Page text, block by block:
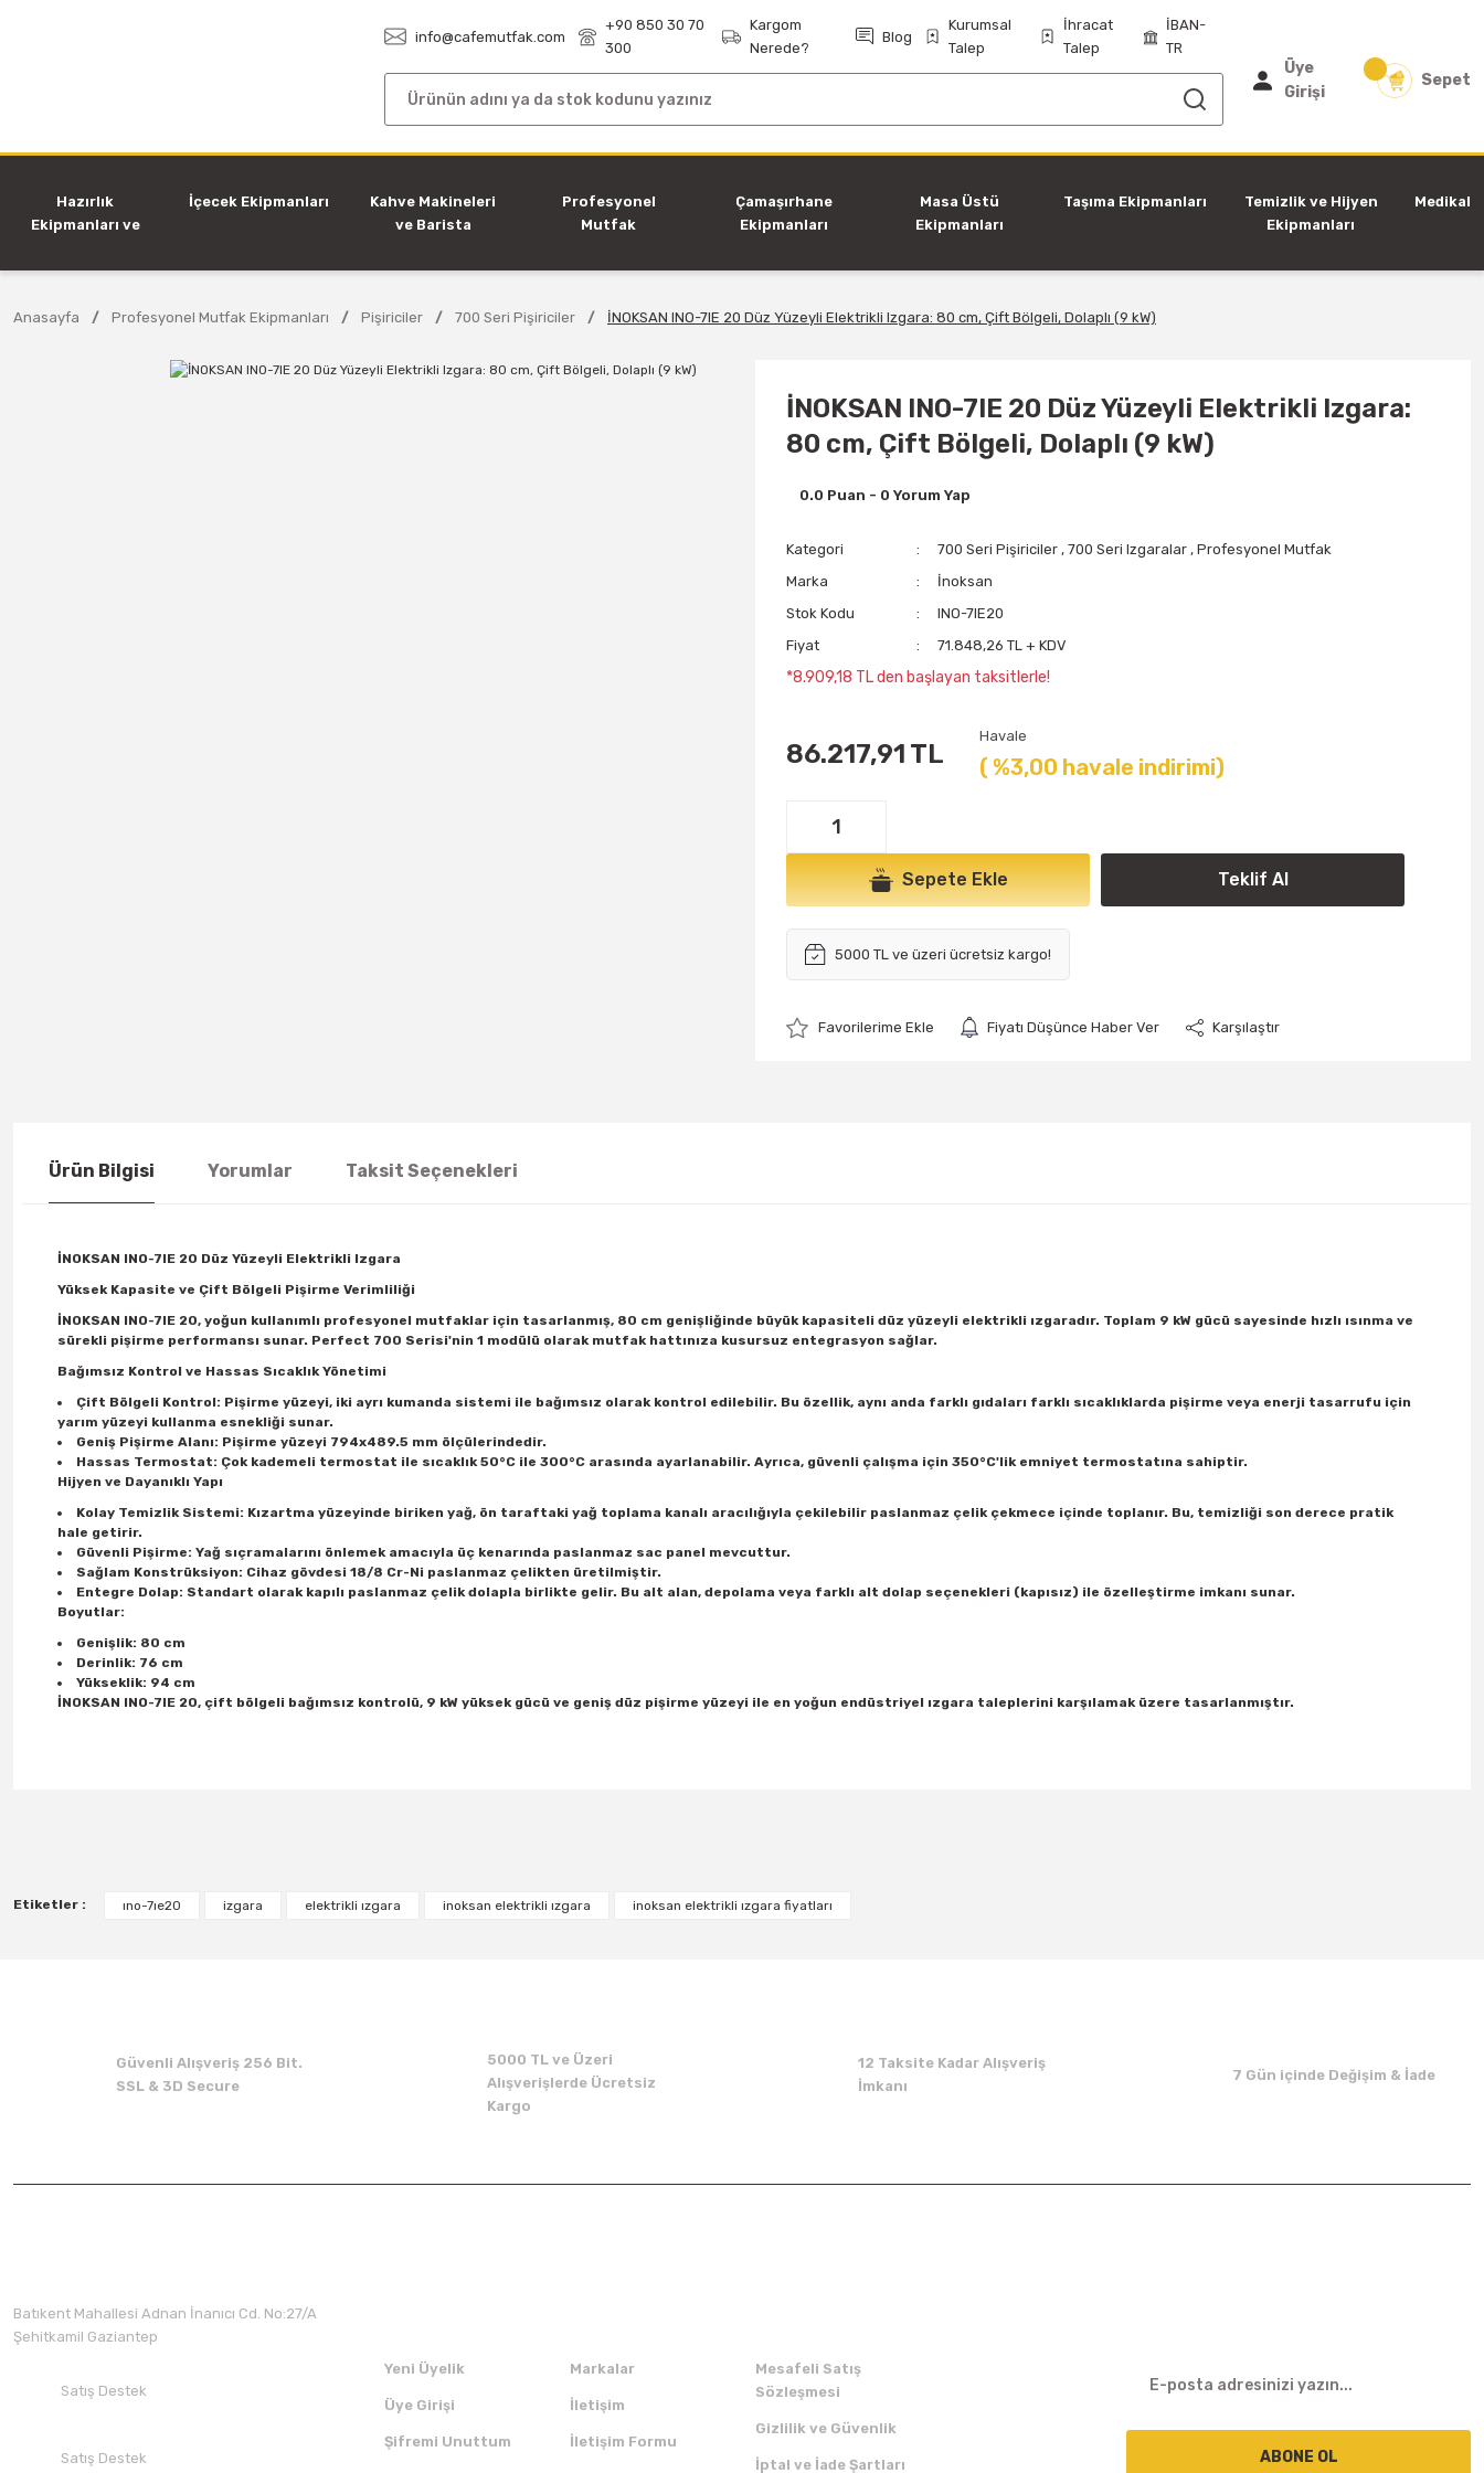
info@cafemutfak.com
+90 850 30 70
300
Kargom
Nerede?
Blog
Kurumsal
Talep
İhracat
Talep
İBAN-
TR
Üye
Girişi
Sepet
Hazırlık
Ekipmanları ve
İçecek Ekipmanları
Kahve Makineleri
ve Barista
Profesyonel
Mutfak
Çamaşırhane
Ekipmanları
Masa Üstü
Ekipmanları
Taşıma Ekipmanları
Temizlik ve Hijyen
Ekipmanları
Medikal
Anasayfa Profesyonel Mutfak Ekipmanları Pişiriciler 700 Seri Pişiriciler İNOKSAN INO-7IE 20 Düz Yüzeyli Elektrikli Izgara: 80 cm, Çift Bölgeli, Dolaplı (9 kW)
İNOKSAN INO-7IE 20 Düz Yüzeyli Elektrikli Izgara:
80 cm, Çift Bölgeli, Dolaplı (9 kW)
0.0 Puan - 0 Yorum Yap
Kategori 700 Seri Pişiriciler ,700 Seri Izgaralar ,Profesyonel Mutfak
Marka
İnoksan
Stok Kodu
INO-7IE20
Fiyat
71.848,26 TL + KDV
*8.909,18 TL den başlayan taksitlerle!
86.217,91 TL
Havale
( %3,00 havale indirimi)
Sepete Ekle Teklif Al
5000 TL ve üzeri ücretsiz kargo!
Fiyatı Düşünce Haber Ver Karşılaştır
Ürün Bilgisi Yorumlar Taksit Seçenekleri
İNOKSAN INO-7IE 20 Düz Yüzeyli Elektrikli Izgara
Yüksek Kapasite ve Çift Bölgeli Pişirme Verimliliği
İNOKSAN INO-7IE 20, yoğun kullanımlı profesyonel mutfaklar için tasarlanmış, 80 cm genişliğinde büyük kapasiteli düz yüzeyli elektrikli ızgaradır. Toplam 9 kW gücü sayesinde hızlı ısınma ve
sürekli pişirme performansı sunar. Perfect 700 Serisi'nin 1 modülü olarak mutfak hattınıza kusursuz entegrasyon sağlar.
Bağımsız Kontrol ve Hassas Sıcaklık Yönetimi
Çift Bölgeli Kontrol: Pişirme yüzeyi, iki ayrı kumanda sistemi ile bağımsız olarak kontrol edilebilir. Bu özellik, aynı anda farklı gıdaları farklı sıcaklıklarda pişirme veya enerji tasarrufu için
yarım yüzeyi kullanma esnekliği sunar.
Geniş Pişirme Alanı: Pişirme yüzeyi 794x489.5 mm ölçülerindedir.
Hassas Termostat: Çok kademeli termostat ile sıcaklık 50°C ile 300°C arasında ayarlanabilir. Ayrıca, güvenli çalışma için 350°C'lik emniyet termostatına sahiptir.
Hijyen ve Dayanıklı Yapı
Kolay Temizlik Sistemi: Kızartma yüzeyinde biriken yağ, ön taraftaki yağ toplama kanalı aracılığıyla çekilebilir paslanmaz çelik çekmece içinde toplanır. Bu, temizliği son derece pratik
hale getirir.
Güvenli Pişirme: Yağ sıçramalarını önlemek amacıyla üç kenarında paslanmaz sac panel mevcuttur.
Sağlam Konstrüksiyon: Cihaz gövdesi 18/8 Cr-Ni paslanmaz çelikten üretilmiştir.
Entegre Dolap: Standart olarak kapılı paslanmaz çelik dolapla birlikte gelir. Bu alt alan, depolama veya farklı alt dolap seçenekleri (kapısız) ile özelleştirme imkanı sunar.
Boyutlar:
Genişlik: 80 cm
Derinlik: 76 cm
Yükseklik: 94 cm
İNOKSAN INO-7IE 20, çift bölgeli bağımsız kontrolü, 9 kW yüksek gücü ve geniş düz pişirme yüzeyi ile en yoğun endüstriyel ızgara taleplerini karşılamak üzere tasarlanmıştır.
Etiketler : ıno-7ıe20 izgara elektrikli ızgara inoksan elektrikli ızgara inoksan elektrikli ızgara fiyatları
Güvenli Alışveriş 256 Bit.
SSL & 3D Secure
5000 TL ve Üzeri
Alışverişlerde Ücretsiz
Kargo
12 Taksite Kadar Alışveriş
İmkanı
7 Gün içinde Değişim & İade
Batıkent Mahallesi Adnan İnanıcı Cd. No:27/A
Şehitkamil Gaziantep
Satış Destek
Satış Destek
Yeni Üyelik
Üye Girişi
Şifremi Unuttum
Markalar
İletişim
İletişim Formu
Mesafeli Satış
Sözleşmesi
Gizlilik ve Güvenlik
İptal ve İade Şartları ABONE OL